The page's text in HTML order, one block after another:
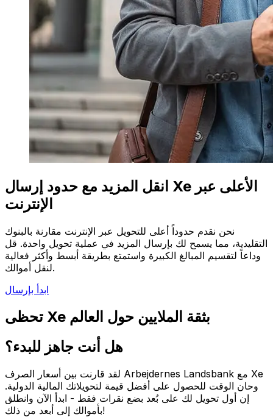
انقل المزيد مع حدود إرسال Xe الأعلى عبر
الإنترنت
نحن نقدم حدوداً أعلى للتحويل عبر الإنترنت مقارنة بالبنوك
التقليدية، مما يسمح لك بإرسال المزيد في عملية تحويل واحدة. قل
وداعاً لتقسيم المبالغ الكبيرة واستمتع بطريقة أبسط وأكثر فعالية
لنقل أموالك.
ابدأ بإرسال
تحظى Xe بثقة الملايين حول العالم
هل أنت جاهز للبدء؟
لقد قارنت بين أسعار الصرف Arbejdernes Landsbank مع Xe
وحان الوقت للحصول على أفضل قيمة لتحويلاتك المالية الدولية.
إن أول تحويل لك على بُعد بضع نقرات فقط - ابدأ الآن وانطلق
بأموالك إلى أبعد من ذلك!